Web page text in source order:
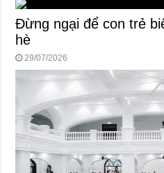
Đừng ngại để con trẻ
hè
29/07/2026